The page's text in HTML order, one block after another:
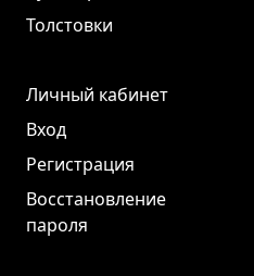
Толстовки
Личный кабинет
Вход
Регистрация
Восстановление
пароля